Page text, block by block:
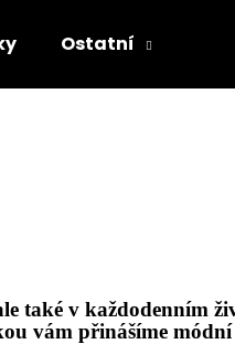
Ostatní
také v každodenním
vám přinášíme módní